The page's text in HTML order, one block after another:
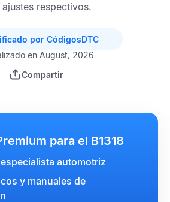
respectivos.
por CódigosDTC
en August, 2026
Compartir
para el B1318
automotriz
y manuales de